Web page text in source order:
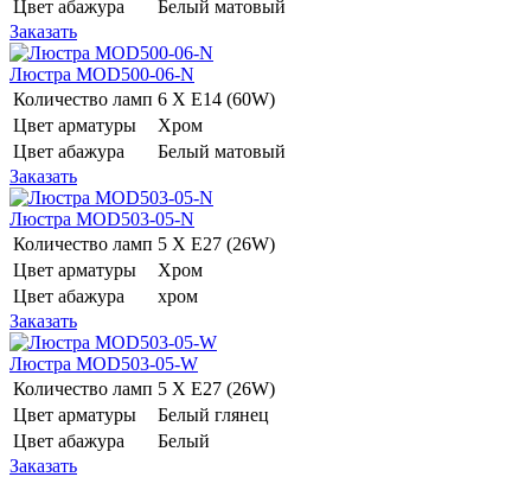
Цвет абажура
Белый матовый
Заказать
Люстра MOD500-06-N
Количество ламп 6 Х E14 (60W)
Цвет арматуры
Хром
Цвет абажура
Белый матовый
Заказать
Люстра MOD503-05-N
Количество ламп 5 Х E27 (26W)
Цвет арматуры
Хром
Цвет абажура
хром
Заказать
Люстра MOD503-05-W
Количество ламп 5 Х E27 (26W)
Цвет арматуры
Белый глянец
Цвет абажура
Белый
Заказать